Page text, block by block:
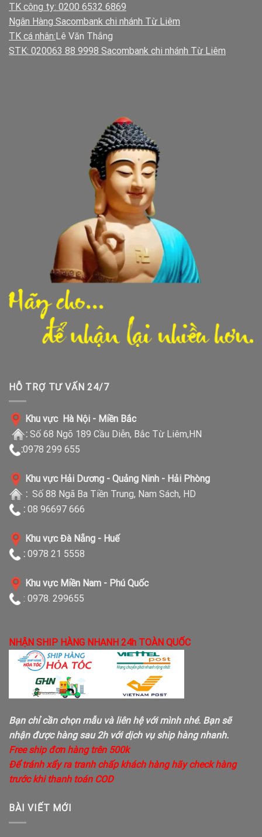
TK công ty: 0200 6532 6869
Ngân Hàng Sacombank chi nhánh Từ Liêm
TK cá nhân:Lê Văn Thắng
STK: 020063 88 9998 Sacombank chi nhánh Từ Liêm
HỖ TRỢ TƯ VẤN 24/7
Khu vực Hà Nội - Miền Bắc
: Số 68 Ngõ 189 Cầu Diễn, Bắc Từ Liêm,HN
:0978 299 655
Khu vực Hải Dương - Quảng Ninh - Hải Phòng
: Số 88 Ngã Ba Tiền Trung, Nam Sách, HD
: 08 96697 666
Khu vực Đà Nẵng - Huế
: 0978 21 5558
Khu vực Miền Nam - Phú Quốc
: 0978. 299655
NHẬN SHIP HÀNG NHANH 24h TOÀN QUỐC
Bạn chỉ cần chọn mẫu và liên hệ với mình nhé. Bạn sẽ
nhận được hàng sau 2h với dịch vụ ship hàng nhanh.
Free ship đơn hàng trên 500k
Để tránh xẩy ra tranh chấp khách hàng hãy check hàng
trước khi thanh toán COD
BÀI VIẾT MỚI